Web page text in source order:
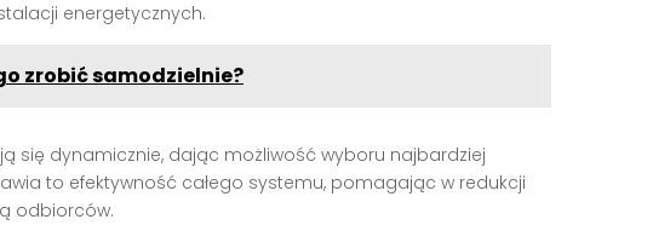
energetycznych.
zrobić samodzielnie?
się dynamicznie, dając możliwość wyboru najbardziej
to efektywność całego systemu, pomagając w redukcji
odbiorców.